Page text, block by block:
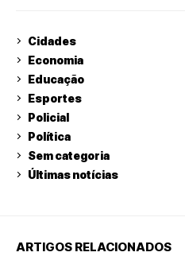
Cidades
Economia
Educação
Esportes
Policial
Política
Sem categoria
Últimas notícias
ARTIGOS RELACIONADOS